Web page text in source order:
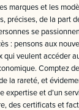
marques et les
précises, de la part
se
: pensons aux
veulent accéder
Comptez
la rareté, et
et d’un
des certificats et